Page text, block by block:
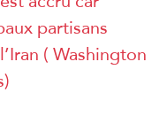
partisans
( Washington